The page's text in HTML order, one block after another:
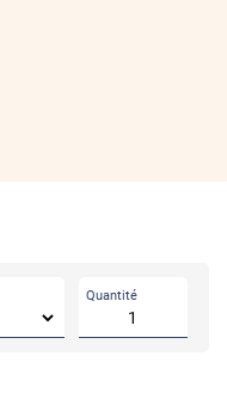
Quantité